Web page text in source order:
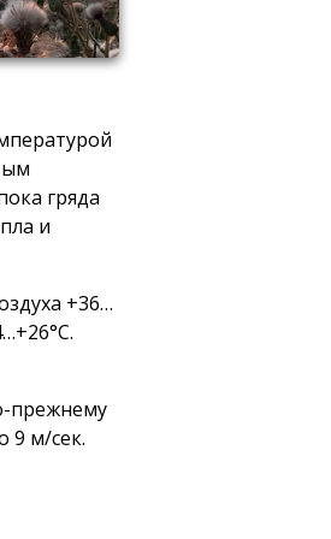
гряда
и
+36…
прежнему
9 м/сек.